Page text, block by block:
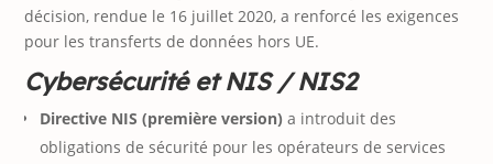
décision, rendue le 16 juillet 2020, a renforcé les exigences
pour les transferts de données hors UE.
Cybersécurité et NIS / NIS2
Directive NIS (première version) a introduit des
obligations de sécurité pour les opérateurs de services